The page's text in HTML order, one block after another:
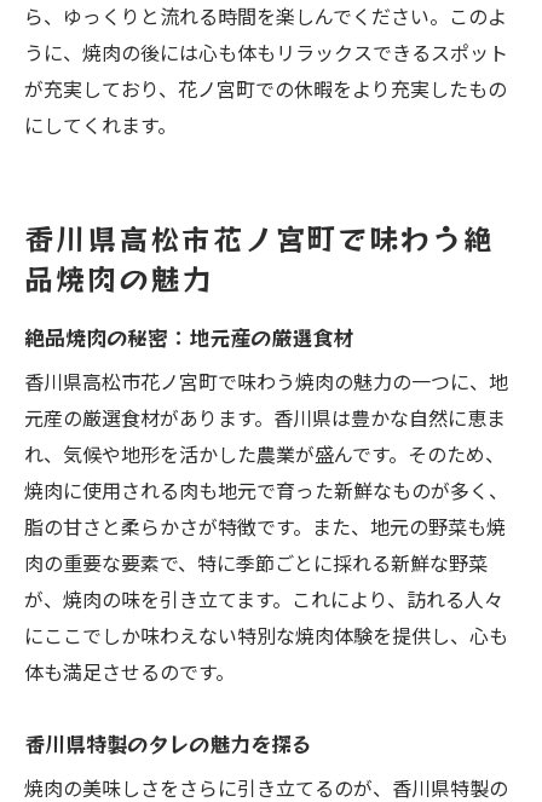
ら、ゆっくりと流れる時間を楽しんでください。このよ
うに、焼肉の後には心も体もリラックスできるスポット
が充実しており、花ノ宮町での休暇をより充実したもの
にしてくれます。
香川県高松市花ノ宮町で味わう絶
品焼肉の魅力
絶品焼肉の秘密：地元産の厳選食材
香川県高松市花ノ宮町で味わう焼肉の魅力の一つに、地
元産の厳選食材があります。香川県は豊かな自然に恵ま
れ、気候や地形を活かした農業が盛んです。そのため、
焼肉に使用される肉も地元で育った新鮮なものが多く、
脂の甘さと柔らかさが特徴です。また、地元の野菜も焼
肉の重要な要素で、特に季節ごとに採れる新鮮な野菜
が、焼肉の味を引き立てます。これにより、訪れる人々
にここでしか味わえない特別な焼肉体験を提供し、心も
体も満足させるのです。
香川県特製のタレの魅力を探る
焼肉の美味しさをさらに引き立てるのが、香川県特製の